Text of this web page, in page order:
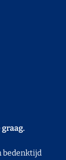
bedenktijd